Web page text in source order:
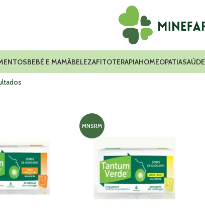
BEBÉ E MAMÃBELEZAFITOTERAPIAHOMEOPATIASAÚDE
MNSRM